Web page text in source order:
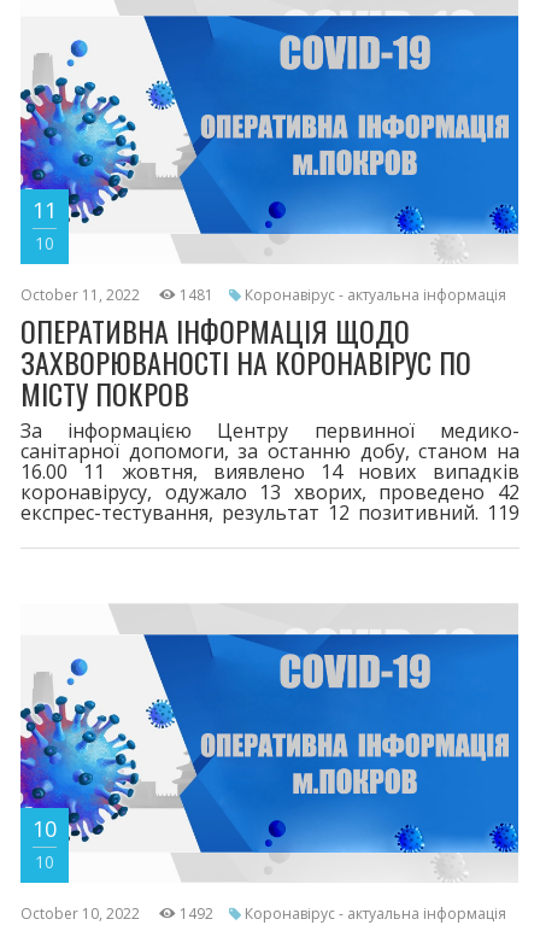
четверта - 115. Шановні покровчани! При перших
симптомах
11
10
October 11, 2022 1481 Коронавірус - актуальна інформація
ОПЕРАТИВНА ІНФОРМАЦІЯ ЩОДО
ЗАХВОРЮВАНОСТІ НА КОРОНАВІРУС ПО
МІСТУ ПОКРОВ
За інформацією Центру первинної медико-
санітарної допомоги, за останню добу, станом на
16.00 11 жовтня, виявлено 14 нових випадків
коронавірусу, одужало 13 хворих, проведено 42
експрес-тестування, результат 12 позитивний. 119
Шпиталізовано 1 хворого. За весь період у місті
щеплено 16512. Третя бустерна доза - 4531,
четверта - 108.
10
10
October 10, 2022 1492 Коронавірус - актуальна інформація